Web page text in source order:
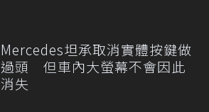
Mercedes坦承取消實體按鍵做
過頭 但車內大螢幕不會因此
消失